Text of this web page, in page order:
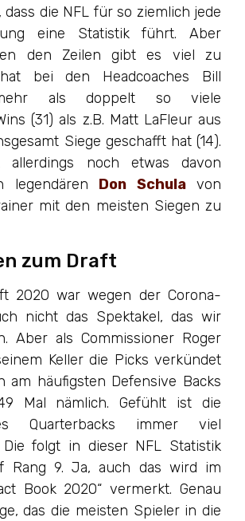
dass die NFL für so ziemlich jede
eine Statistik führt. Aber
den Zeilen gibt es viel zu
bei den Headcoaches Bill
als doppelt so viele
(31) als z.B. Matt LaFleur aus
Siege geschafft hat (14).
allerdings noch etwas davon
legendären Don Schulavon
mit den meisten Siegen zu
zum Draft
2020 war wegen der Corona-
nicht das Spektakel, das wir
Aber als Commissioner Roger
Keller die Picks verkündet
am häufigsten Defensive Backs
Mal nämlich. Gefühlt ist die
Quarterbacks immer viel
Die folgt in dieser NFL Statistik
Rang 9. Ja, auch das wird im
Book 2020“ vermerkt. Genau
das die meisten Spieler in die